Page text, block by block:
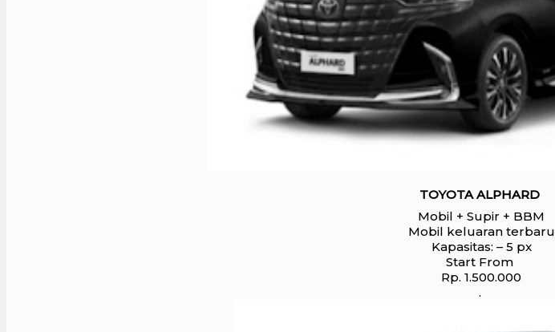
TOYOTA ALPHARD
Mobil + Supir + BBM
Mobil keluaran terbaru
Kapasitas: – 5 px
Start From
Rp. 1.500.000
.